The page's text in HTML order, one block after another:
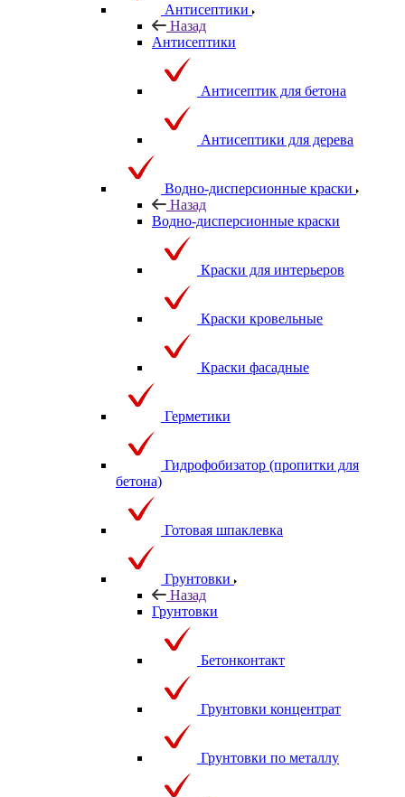
Антисептики
Назад
Антисептики
Антисептик для бетона
Антисептики для дерева
Водно-дисперсионные краски
Назад
Водно-дисперсионные краски
Краски для интерьеров
Краски кровельные
Краски фасадные
Герметики
Гидрофобизатор (пропитки для
бетона)
Готовая шпаклевка
Грунтовки
Назад
Грунтовки
Бетонконтакт
Грунтовки концентрат
Грунтовки по металлу